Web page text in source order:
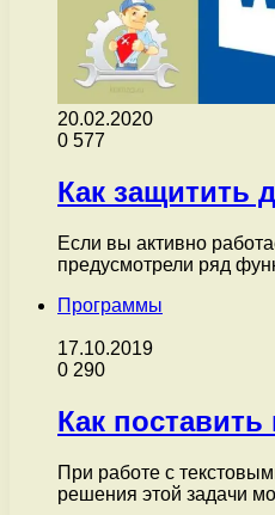
20.02.2020
0 577
Как защитить
Если вы активно
предусмотрели ряд
Программы
17.10.2019
0 290
Как поставить
При работе с
решения этой задачи